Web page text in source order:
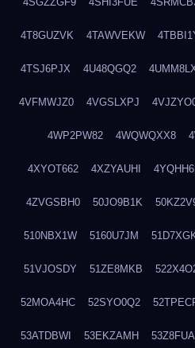
4T8GUZVK 4TAWVEKW
4TSJ6PJX 4U48QGQ2
4VFMWJZ0 4VGSLXPJ
4WP2PW82 4WQWQXX8
4XYOT662 4XZYAUHI
4ZVGSBH0 50JO9B1K
510NBX1W 5160U7JM
51VJOSDY 51ZE8MKB
52MOA4HC 52SYO0Q2
53ATDBWI 53EKZAMH